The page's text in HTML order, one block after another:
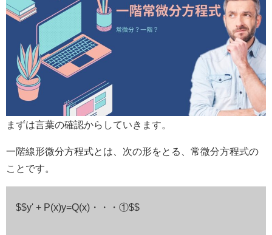
まずは言葉の確認からしていきます。
一階線形微分方程式とは、次の形をとる、常微分方程式の
ことです。
$$y' + P(x)y=Q(x)・・・①$$